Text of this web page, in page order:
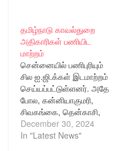
தமிழ்நாடு காவல்துறை
அதிகாரிகள் பணியிட
மாற்றம்
சென்னையில் பணிபுரியும்
சில ஐ.ஜி.க்கள் இடமாற்றம்
செய்யப்பட்டுள்ளனர். அதே
போல, கன்னியாகுமரி,
சிவகங்கை, தென்காசி,
விழுப்புரம், தஞ்சை, மற்றும்
திருவாரூர் உள்ளிட்ட மாவட்ட
December 30, 2024
In "Latest News"